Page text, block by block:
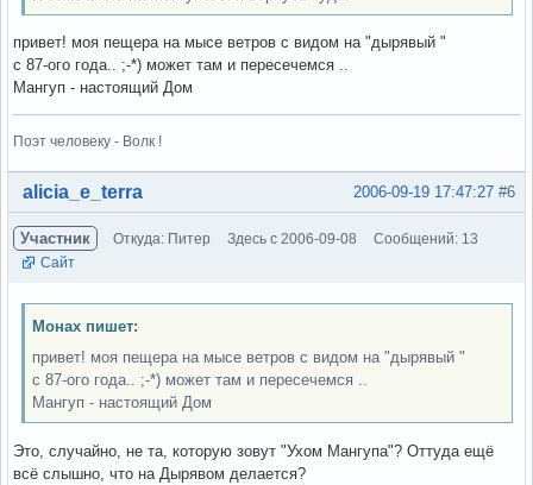
привет! моя пещера на мысе ветров с видом на "дырявый "
с 87-ого года.. ;-*) может там и пересечемся ..
Мангуп - настоящий Дом
Поэт человеку - Волк !
Вне форума #6
2006-09-19 17:47:27
alicia_e_terra
Участник Откуда: Питер Здесь с 2006-09-08
Сообщений: 13
Сайт
Монах пишет:
привет! моя пещера на мысе ветров с видом на "дырявый "
с 87-ого года.. ;-*) может там и пересечемся ..
Мангуп - настоящий Дом
Это, случайно, не та, которую зовут "Ухом Мангупа"? Оттуда ещё
всё слышно, что на Дырявом делается?